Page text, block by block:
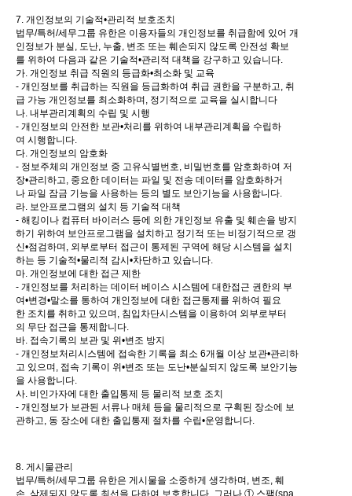
7. 개인정보의 기술적•관리적 보호조치
법무/특허/세무그룹 유한은 이용자들의 개인정보를 취급함에 있어 개
인정보가 분실, 도난, 누출, 변조 또는 훼손되지 않도록 안전성 확보
를 위하여 다음과 같은 기술적•관리적 대책을 강구하고 있습니다.
가. 개인정보 취급 직원의 등급화•최소화 및 교육
- 개인정보를 취급하는 직원을 등급화하여 취급 권한을 구분하고, 취
급 가능 개인정보를 최소화하며, 정기적으로 교육을 실시합니다
나. 내부관리계획의 수립 및 시행
- 개인정보의 안전한 보관•처리를 위하여 내부관리계획을 수립하
여 시행합니다.
다. 개인정보의 암호화
- 정보주체의 개인정보 중 고유식별번호, 비밀번호를 암호화하여 저
장•관리하고, 중요한 데이터는 파일 및 전송 데이터를 암호화하거
나 파일 잠금 기능을 사용하는 등의 별도 보안기능을 사용합니다.
라. 보안프로그램의 설치 등 기술적 대책
- 해킹이나 컴퓨터 바이러스 등에 의한 개인정보 유출 및 훼손을 방지
하기 위하여 보안프로그램을 설치하고 정기적 또는 비정기적으로 갱
신•점검하며, 외부로부터 접근이 통제된 구역에 해당 시스템을 설치
하는 등 기술적•물리적 감시•차단하고 있습니다.
마. 개인정보에 대한 접근 제한
- 개인정보를 처리하는 데이터 베이스 시스템에 대한접근 권한의 부
여•변경•말소를 통하여 개인정보에 대한 접근통제를 위하여 필요
한 조치를 취하고 있으며, 침입차단시스템을 이용하여 외부로부터
의 무단 접근을 통제합니다.
바. 접속기록의 보관 및 위•변조 방지
- 개인정보처리시스템에 접속한 기록을 최소 6개월 이상 보관•관리하
고 있으며, 접속 기록이 위•변조 또는 도난•분실되지 않도록 보안기능
을 사용합니다.
사. 비인가자에 대한 출입통제 등 물리적 보호 조치
- 개인정보가 보관된 서류나 매체 등을 물리적으로 구획된 장소에 보
관하고, 동 장소에 대한 출입통제 절차를 수립•운영합니다.
8. 게시물관리
법무/특허/세무그룹 유한은 게시물을 소중하게 생각하며, 변조, 훼
손, 삭제되지 않도록 최선을 다하여 보호합니다. 그러나 ① 스팸(spa